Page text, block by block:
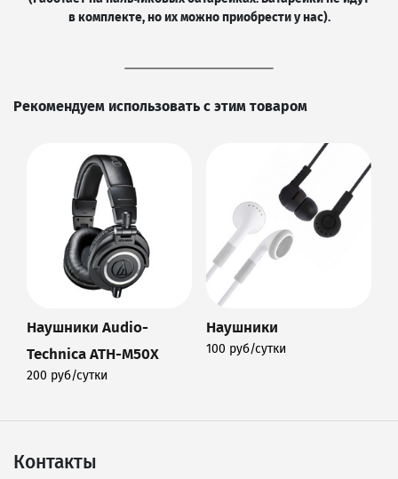
в комплекте, но их можно приобрести у нас).
Рекомендуем использовать с этим товаром
Наушники Audio-
Technica ATH-M50X
200 руб/сутки
Наушники
100 руб/сутки
Контакты